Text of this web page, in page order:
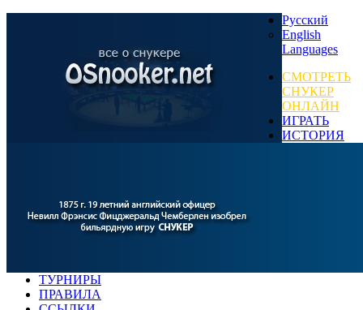
Русский
English
Languages
СМОТРЕТЬ
СНУКЕР
ОНЛАЙН
ИГРАТЬ
ИСТОРИЯ
ТУРНИРЫ
ПРАВИЛА